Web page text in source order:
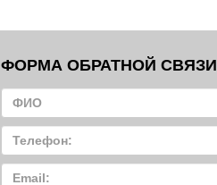
ФОРМА ОБРАТНОЙ СВЯЗИ